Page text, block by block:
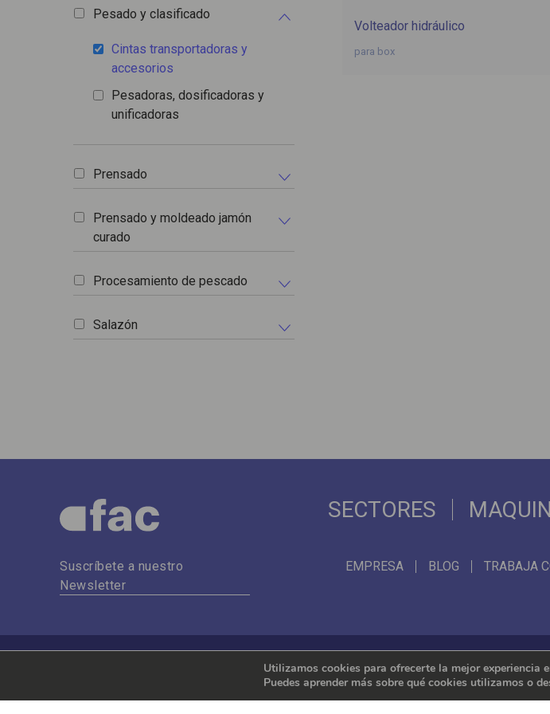
Pesado y clasificado
Cintas transportadoras y
accesorios
Pesadoras, dosificadoras y
unificadoras
Prensado
Prensado y moldeado jamón
curado
Procesamiento de pescado
Salazón
Volteador hidráulico
para box
Suscríbete a nuestro
Newsletter
SECTORES
EMPRESA BLOG TRABAJA
Representamos las
Utilizamos cookies para ofrecerte la mejor experiencia
Puedes aprender más sobre qué cookies utilizamos o